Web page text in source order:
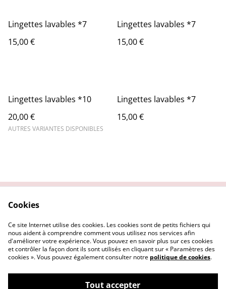
Lingettes lavables *7
15,00 €
Lingettes lavables *7
15,00 €
Lingettes lavables *10
20,00 €
AUTRES VARIANTES DISPONIBLES
Lingettes lavables *7
15,00 €
Politique de
confidentialité
Politique de cookies
Cookies
Ce site Internet utilise des cookies. Les cookies sont de petits fichiers qui
nous aident à comprendre comment vous utilisez nos services afin
d'améliorer votre expérience. Vous pouvez en savoir plus sur ces cookies
et contrôler la façon dont ils sont utilisés en cliquant sur « Paramètres des
cookies ». Vous pouvez également consulter notre politique de cookies.
Tout accepter